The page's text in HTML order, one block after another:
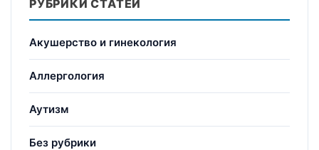
РУБРИКИ СТАТЕЙ
Акушерство и гинекология
Аллергология
Аутизм
Без рубрики